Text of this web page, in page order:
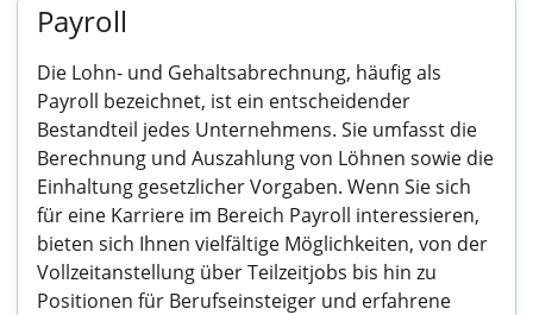
Payroll
Die Lohn- und Gehaltsabrechnung, häufig als
Payroll bezeichnet, ist ein entscheidender
Bestandteil jedes Unternehmens. Sie umfasst die
Berechnung und Auszahlung von Löhnen sowie die
Einhaltung gesetzlicher Vorgaben. Wenn Sie sich
für eine Karriere im Bereich Payroll interessieren,
bieten sich Ihnen vielfältige Möglichkeiten, von der
Vollzeitanstellung über Teilzeitjobs bis hin zu
Positionen für Berufseinsteiger und erfahrene